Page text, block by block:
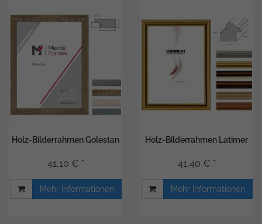
Holz-Bilderrahmen Golestan
41,10 € *
Mehr Informationen
Holz-Bilderrahmen Latimer
41,40 € *
Mehr Informationen